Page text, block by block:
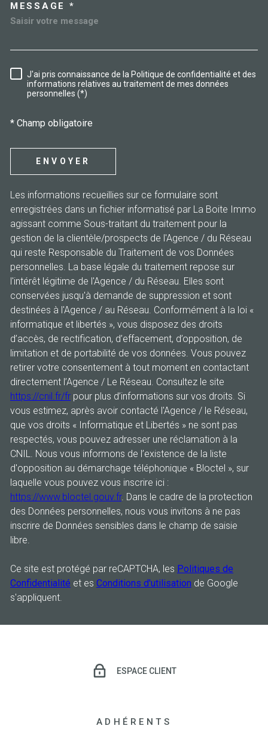
MESSAGE *
RÈGLEMENTATION
J'ai pris connaissance de la Politique de confidentialité et des
informations relatives au traitement de mes données
personnelles (*)
* Champ obligatoire
ENVOYER
Les informations recueillies sur ce formulaire sont
enregistrées dans un fichier informatisé par La Boite Immo
agissant comme Sous-traitant du traitement pour la
gestion de la clientèle/prospects de l'Agence / du Réseau
qui reste Responsable du Traitement de vos Données
personnelles. La base légale du traitement repose sur
l'intérêt légitime de l'Agence / du Réseau. Elles sont
conservées jusqu'à demande de suppression et sont
destinées à l'Agence / au Réseau. Conformément à la loi «
informatique et libertés », vous disposez des droits
d’accès, de rectification, d’effacement, d’opposition, de
limitation et de portabilité de vos données. Vous pouvez
retirer votre consentement à tout moment en contactant
directement l’Agence / Le Réseau. Consultez le site
https://cnil.fr/fr pour plus d’informations sur vos droits. Si
vous estimez, après avoir contacté l'Agence / le Réseau,
que vos droits « Informatique et Libertés » ne sont pas
respectés, vous pouvez adresser une réclamation à la
CNIL. Nous vous informons de l’existence de la liste
d'opposition au démarchage téléphonique « Bloctel », sur
laquelle vous pouvez vous inscrire ici :
https://www.bloctel.gouv.fr. Dans le cadre de la protection
des Données personnelles, nous vous invitons à ne pas
inscrire de Données sensibles dans le champ de saisie
libre.
Ce site est protégé par reCAPTCHA, les Politiques de
Confidentialité et es Conditions d'utilisation de Google
s'appliquent.
ESPACE CLIENT
ADHÉRENTS